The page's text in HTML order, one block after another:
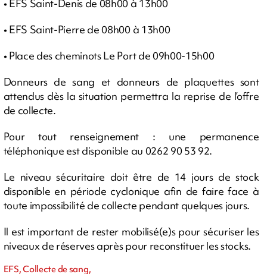
• EFS Saint-Denis de 08h00 à 13h00
• EFS Saint-Pierre de 08h00 à 13h00
• Place des cheminots Le Port de 09h00-15h00
Donneurs de sang et donneurs de plaquettes sont
attendus dès la situation permettra la reprise de l’offre
de collecte.
Pour tout renseignement : une permanence
téléphonique est disponible au 0262 90 53 92.
Le niveau sécuritaire doit être de 14 jours de stock
disponible en période cyclonique afin de faire face à
toute impossibilité de collecte pendant quelques jours.
Il est important de rester mobilisé(e)s pour sécuriser les
niveaux de réserves après pour reconstituer les stocks.
EFS, Collecte de sang,